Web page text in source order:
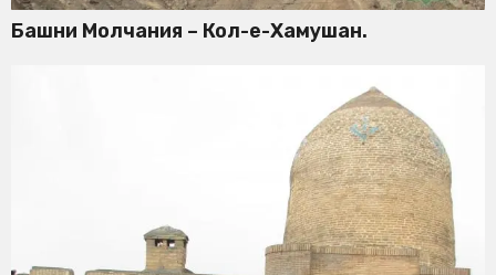
Башни Молчания – Кол-е-Хамушан.